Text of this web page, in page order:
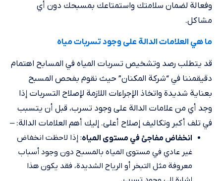
وفعالة لضمان سلامتك واستمتاعك بمسبحك دون أي
مشاكل.
ما هي العلامات الدالة على وجود تسربات مياه
قد يتطلب رصد وتشخيص تسربات المياه في المسابح اهتمام
دقيقمننا في “شركة المكنان” حيث نقوم بفحص المسبح
بعناية شديدة واتخاذ الإجراءات اللازمة لإصلاح التسربات إذا
وجد أي من علامات الدالة على وجود تسرب، قبل أن يتسبب
في تلف أكبر وتكاليف إصلاح أعلى. إليك أهم العلامات الدالة: –
انخفاض مفاجئ في مستوى المياه: إذا لاحظت انخفاض
غير عادي في مستوى المياه بالمسبح دون وجود أسباب
معروفة مثل التبخر أو الرياح الشديدة، فقد يكون هذا